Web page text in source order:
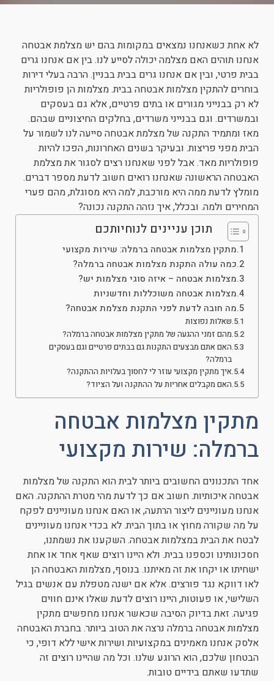
font_download סמן קישורים
לאפס את כל האפשרויות
cached
לא אחת כשאנחנו נמצאים במקומות בהם יש מצלמת אבטחה
אנחנו תוהים האם מצלמה יכולה לסייע לנו. בין אם אנחנו גרים
בבית פרטי, ובין אם אנחנו גרים בבית בבניין. הרבה בעלי דירות
בוחרים להתקין מצלמות אבטחה בבית. מצלמות הן פופולריות
לא רק בבנייני מגורים או בתים פרטיים, אלא גם בעסקים
ובמשרדים. וגם בבנייני משרדים, בחלקים החיצוניים שבהם.
מאז ומתמיד התקנה של מצלמת אבטחה סייעה לנו לשמור על
הבית מפני פריצות. ובעיקר בשנים האחרונות, הפכו להיות
פופולריות מאד. אבל לפני שאנחנו רצים לסגור את מצלמת
האבטחה הראשונה שאנחנו רואים חשוב לדעת מספר דברים.
מומלץ לדעת ממה היא מורכבת, למה היא מסוגלת, מהם פערי
המחירים ולמה. ובכלל, איך נזהה התקנה נכונה?
תוכן עניינים לנוחיותכם
מתקין מצלמות אבטחה ברמלה: שירות מקצועי
כמה עולה התקנת מצלמות אבטחה ברמלה?
מצלמות אבטחה – איזה סוגי מצלמות יש?
מצלמות אבטחה משוכללות וחדשניות
מה חובה לדעת לפני התקנת מצלמת אבטחה?
שאלות נפוצות
מהם זמני ההגעה של מתקין מצלמות אבטחה ברמלה?
האם אתם מבצעים התקנות גם בבתים פרטיים וגם בעסקים
ברמלה?
איך מתקין מקצועי עוזר לי לחסוך בעלויות ההתקנה?
האם מקבלים אחריות על ההתקנה ועל הציוד?
מתקין מצלמות אבטחה
ברמלה: שירות מקצועי
אחד התכנונים החשובים ביותר לבית הוא התקנה של מצלמות
אבטחה איכותיות. חשוב אם כך לדעת מהי מטרת ההתקנה. האם
אנחנו מעוניינים ליצור הרתעה, או האם אנחנו מעוניינים לפקח
על מה שקורה מחוץ או בתוך הבית. לא בכדי אנחנו מעוניינים
לבטח את הבית במצלמות אבטחה. השקענו את נשמתנו,
חסכונותינו וכספנו בבית. ולא היינו רוצים שאף אחד או אחת
ישחיתו או יקחו את זה מאיתנו. בנוסף, מצלמות האבטחה הן
לאו דווקא נגד פורצים. אלא אם ישנה מטפלת עם אנשים בגיל
השלישי, או פעוטות, היינו רוצים לדעת שאלו אינם חווים
פגיעה. זאת בדיוק הסיבה שכאשר אנחנו מחפשים מתקין
מצלמות אבטחה ברמלה נרצה את הטוב ביותר. בחברת האבטחה
אלסק אנחנו מאמינים במקצועיות ושירות אישי ללא דופי, כי
הבטחון שלכם, הוא הרוגע שלנו. וכל מה שהיינו רוצים זה
שתדעו שאתם בידיים טובות.